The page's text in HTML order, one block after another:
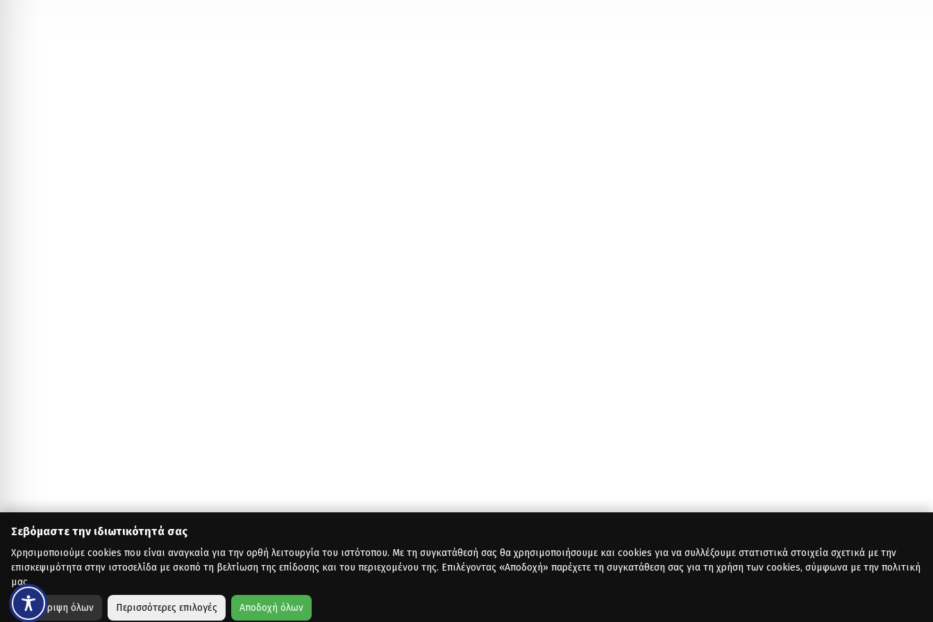
Σεβόμαστε την ιδιωτικότητά σας
Χρησιμοποιούμε cookies που είναι αναγκαία για την ορθή λειτουργία του ιστότοπου. Με τη συγκατάθεσή σας θα χρησιμοποιήσουμε και cookies για να συλλέξουμε στατιστικά στοιχεία σχετικά με την
επισκεψιμότητα στην ιστοσελίδα με σκοπό τη βελτίωση της επίδοσης και του περιεχομένου της. Επιλέγοντας «Αποδοχή» παρέχετε τη συγκατάθεση σας για τη χρήση των cookies, σύμφωνα με την πολιτική
μας.
Απόρριψη όλων Περισσότερες επιλογές Αποδοχή όλων